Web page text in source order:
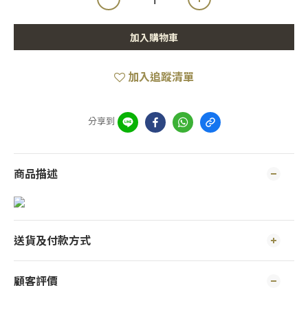
加入購物車
加入追蹤清單
分享到
商品描述
送貨及付款方式
顧客評價